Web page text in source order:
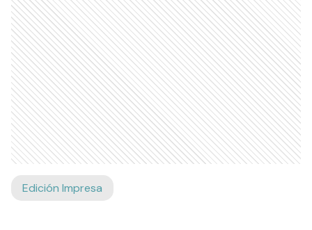
Edición Impresa